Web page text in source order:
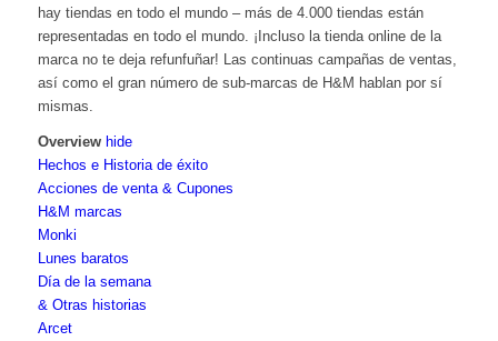
hay tiendas en todo el mundo – más de 4.000 tiendas están
representadas en todo el mundo. ¡Incluso la tienda online de la
marca no te deja refunfuñar! Las continuas campañas de ventas,
así como el gran número de sub-marcas de H&M hablan por sí
mismas.
Overview hide
Hechos e Historia de éxito
Acciones de venta & Cupones
H&M marcas
Monki
Lunes baratos
Día de la semana
& Otras historias
Arcet